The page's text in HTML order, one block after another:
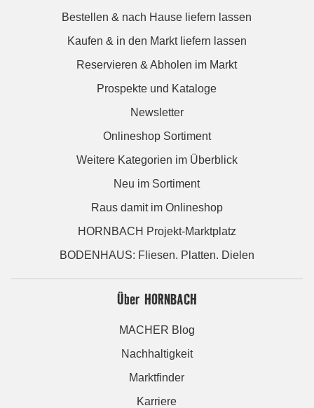
Bestellen & nach Hause liefern lassen
Kaufen & in den Markt liefern lassen
Reservieren & Abholen im Markt
Prospekte und Kataloge
Newsletter
Onlineshop Sortiment
Weitere Kategorien im Überblick
Neu im Sortiment
Raus damit im Onlineshop
HORNBACH Projekt-Marktplatz
BODENHAUS: Fliesen. Platten. Dielen
Über HORNBACH
MACHER Blog
Nachhaltigkeit
Marktfinder
Karriere